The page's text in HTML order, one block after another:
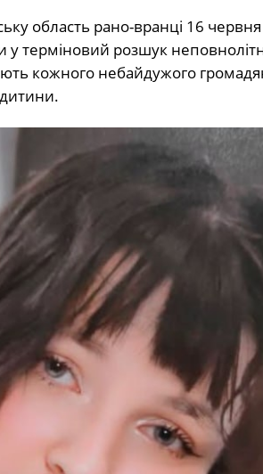
область рано-вранці 16
у терміновий розшук
кожного небайдужого